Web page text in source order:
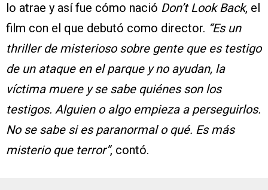
lo atrae y así fue cómo nació Don’t Look Back, el
film con el que debutó como director. “Es un
thriller de misterioso sobre gente que es testigo
de un ataque en el parque y no ayudan, la
víctima muere y se sabe quiénes son los
testigos. Alguien o algo empieza a perseguirlos.
No se sabe si es paranormal o qué. Es más
misterio que terror”, contó.